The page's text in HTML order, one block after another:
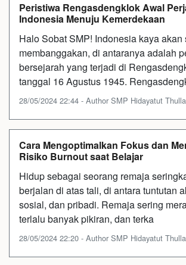
Peristiwa Rengasdengklok Awal
Indonesia Menuju Kemerdekaan
Halo Sobat SMP! Indonesia kaya akan
membanggakan, di antaranya adalah
bersejarah yang terjadi di
tanggal 16 Agustus 1945.
28/05/2024 22:44 - Author SMP Hidayatut
Cara Mengoptimalkan Fokus dan
Risiko Burnout saat Belajar
Hidup sebagai seorang remaja
berjalan di atas tali, di antara tuntutan
sosial, dan pribadi. Remaja sering
terlalu banyak pikiran, dan terka
28/05/2024 22:20 - Author SMP Hidayatut